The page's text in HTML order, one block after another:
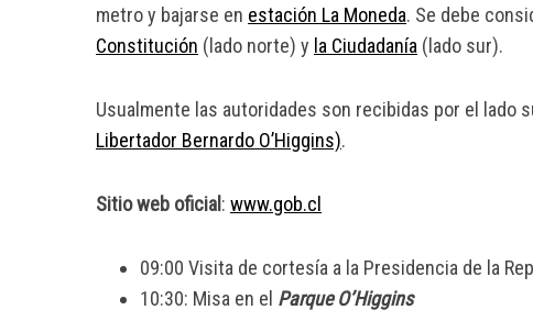
metro y bajarse en estación La Moneda. Se debe
Constitución (lado norte) y la Ciudadanía (lado sur).
Usualmente las autoridades son recibidas por el lado
Libertador Bernardo O’Higgins).
Sitio web oficial : www.gob.cl
09:00 Visita de cortesía a la Presidencia de la
10:30: Misa en el Parque O’Higgins